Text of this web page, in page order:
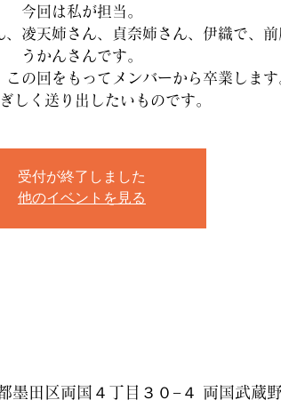
今回は私が担当。
、凌天姉さん、貞奈姉さん、伊織で、前
うかんさんです。
この回をもってメンバーから卒業します
しく送り出したいものです。
受付が終了しました
他のイベントを見る
田区両国４丁目３０−４ 両国武蔵